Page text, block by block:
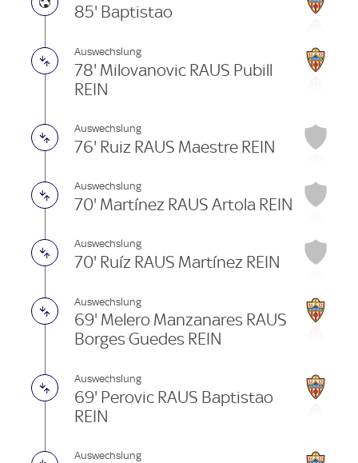
85' Baptistao
Auswechslung
78' Milovanovic RAUS Pubill
REIN
Auswechslung
76' Ruiz RAUS Maestre REIN
Auswechslung
70' Martínez RAUS Artola REIN
Auswechslung
70' Ruíz RAUS Martínez REIN
Auswechslung
69' Melero Manzanares RAUS
Borges Guedes REIN
Auswechslung
69' Perovic RAUS Baptistao
REIN
Auswechslung